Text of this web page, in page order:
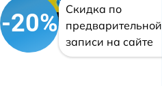
-20%
Скидка по
предварительной
записи на сайте